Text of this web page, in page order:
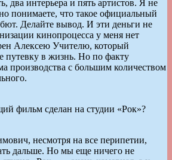
два интерьера и пять артистов. Я не
понимаете, что такое официальный
Делайте вывод. И эти деньги не
кинопроцесса у меня нет
Алексею Учителю, который
путевку в жизнь. Но по факту
производства с большим количеством
фильм сделан на студии «Рок»?
несмотря на все перипетии,
дальше. Но мы еще ничего не